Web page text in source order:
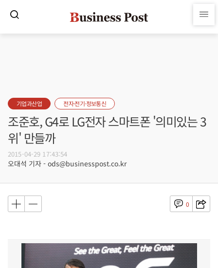
기업과산업 전자·전기·정보통신
조준호, G4로 LG전자 스마트폰 '의미있는 3
위' 만들까
2015-04-29 17:43:54
오대석 기자 - ods@businesspost.co.kr
0